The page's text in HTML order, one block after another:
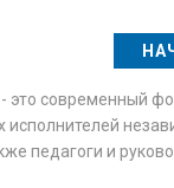
современный
педагоги и